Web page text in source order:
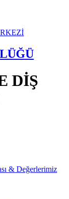
DİŞ
& Değerlerimiz